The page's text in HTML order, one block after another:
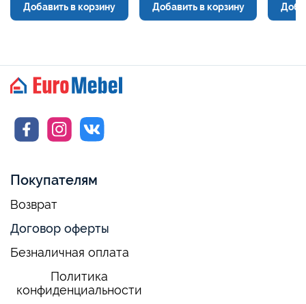
Добавить в корзину Добавить в корзину
Покупателям
Возврат
Договор оферты
Безналичная оплата
Политика
конфиденциальности